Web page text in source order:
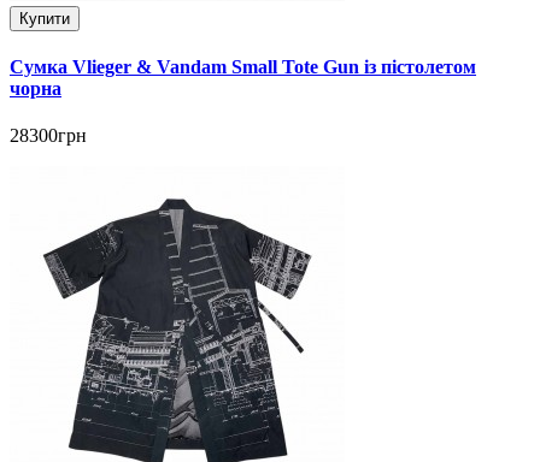
Купити
Сумка Vlieger & Vandam Small Tote Gun із пістолетом
чорна
28300грн